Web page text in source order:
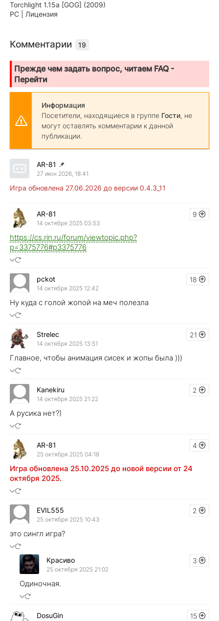
Torchlight 1.15a [GOG] (2009)
PC | Лицензия
Комментарии 19
Прежде чем задать вопрос, читаем FAQ -
Перейти
Информация
Посетители, находящиеся в группе Гости, не
могут оставлять комментарии к данной
публикации.
AR-81 📌
27 июн 2026, 18:41
Игра обновлена 27.06.2026 до версии 0.4.3_11
9
AR-81
14 октября 2025 03:53
https://cs.rin.ru/forum/viewtopic.php?
p=3375776#p3375776
18
pckot
14 октября 2025 12:42
Ну куда с голой жопой на меч полезла
21
Strelec
14 октября 2025 13:51
Главное, чтобы анимация сисек и жопы была )))
2
Kanekiru
14 октября 2025 21:22
А русика нет?)
4
AR-81
25 октября 2025 04:18
​Игра обновлена 25.10.2025 до новой версии от 24
октября 2025.
2
EVIL555
25 октября 2025 10:43
это сингл игра?
3
Красиво
25 октября 2025 21:02
Одиночная.
15
DosuGin